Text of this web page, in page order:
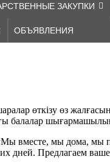
ЗАКУПКИ
ОБЪЯВЛЕНИЯ
өткізу өз
балалар
вместе, мы дома, мы
дней. Предлагаем